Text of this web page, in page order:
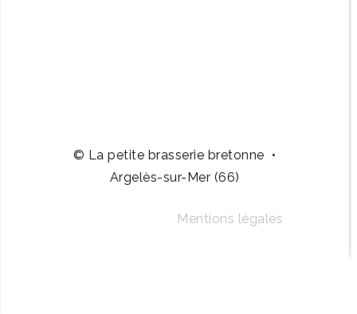
© La petite brasserie bretonne •
Argelès-sur-Mer (66)
Mentions légales